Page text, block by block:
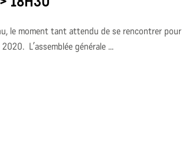
le moment tant attendu de se rencontrer pour
L’assemblée générale ...